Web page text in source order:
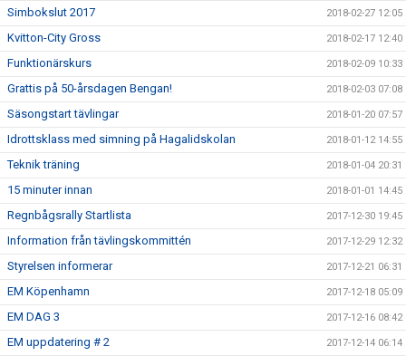
Simbokslut 2017 2018-02-27 12:05
Kvitton-City Gross 2018-02-17 12:40
Funktionärskurs 2018-02-09 10:33
Grattis på 50-årsdagen Bengan! 2018-02-03 07:08
Säsongstart tävlingar 2018-01-20 07:57
Idrottsklass med simning på Hagalidskolan 2018-01-12 14:55
Teknik träning 2018-01-04 20:31
15 minuter innan 2018-01-01 14:45
Regnbågsrally Startlista 2017-12-30 19:45
Information från tävlingskommittén 2017-12-29 12:32
Styrelsen informerar 2017-12-21 06:31
EM Köpenhamn 2017-12-18 05:09
EM DAG 3 2017-12-16 08:42
EM uppdatering # 2 2017-12-14 06:14